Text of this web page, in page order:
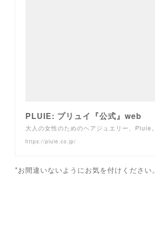
PLUIE: プリュイ『公式』web
大人の女性のためのヘアジュエリー、Pluie。
https://pluie.co.jp/
*お間違いないようにお気を付けください。